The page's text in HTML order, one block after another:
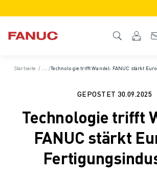
PRODUKTÜBERSICHT
CNC-FUNKTIONEN/OPTIONEN
SIMULATION - DIGITALER ZWILLING
CNC-NACHHALTIGKEIT
CNC-PRODUKTE FÜR DEN BILDUNGSBEREICH
Startseite / Nachrichten und Medien
/Technologie trifft Wandel: FANUC stärkt
GEPOSTET 30.09.2025
Technologie trifft
FANUC stärkt